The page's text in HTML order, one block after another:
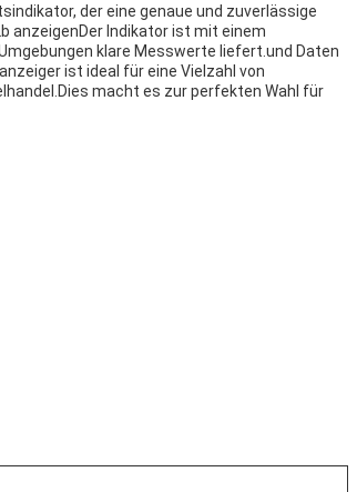
der eine genaue und zuverlässige
anzeigenDer Indikator ist mit einem
klare Messwerte liefert.und Daten
ist ideal für eine Vielzahl von
macht es zur perfekten Wahl für